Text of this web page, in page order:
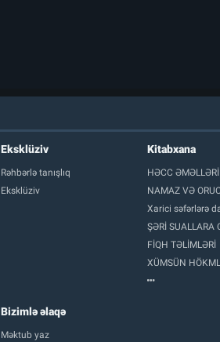
Eksklüziv
Rəhbərlə tanışlıq
Eksklüziv
Kitabxana
HƏCC ƏMƏLLƏRİ
NAMAZ VƏ
Xarici səfərlərə
ŞƏRİ SUALLARA
FİQH TƏLİMLƏRİ
XÜMSÜN
Bizimlə əlaqə
Məktub yaz